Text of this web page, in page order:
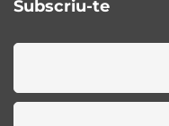
Subscriu-te